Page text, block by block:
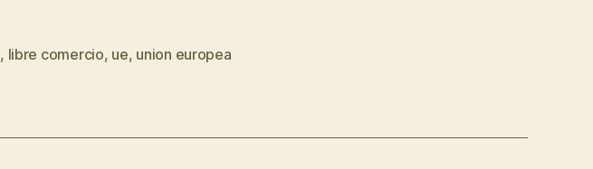
, libre comercio, ue, union europea